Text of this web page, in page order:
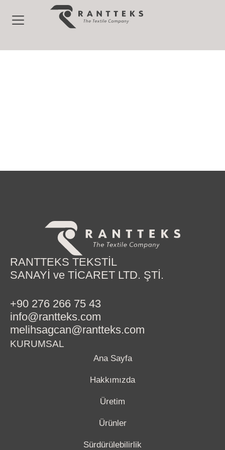
RANTTEKS TEKSTİL
SANAYİ ve TİCARET LTD. ŞTİ.
+90 276 266 75 43
info@rantteks.com
melihsagcan@rantteks.com
KURUMSAL
Ana Sayfa
Hakkımızda
Üretim
Ürünler
Sürdürülebilirlik